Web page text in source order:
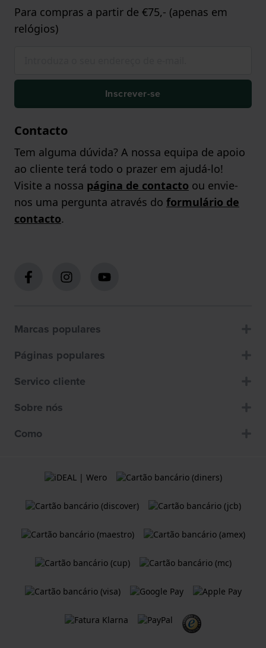
Para compras a partir de €75,- (apenas em
relógios)
Inscrever-se
Contacto
Tem alguma dúvida? A nossa equipa de apoio
ao cliente terá todo o prazer em ajudá-lo!
Visite a nossa página de contacto ou envie-
nos uma pergunta através do formulário de
contacto.
Marcas populares
Páginas populares
Servico cliente
Sobre nós
Como